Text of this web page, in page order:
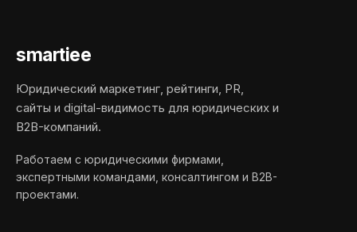
smartiee
Юридический маркетинг, рейтинги, PR,
сайты и digital-видимость для юридических и
B2B-компаний.
Работаем с юридическими фирмами,
экспертными командами, консалтингом и B2B-
проектами.